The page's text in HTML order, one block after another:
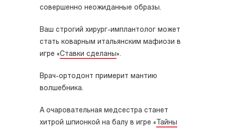
совершенно неожиданные образы.
Ваш строгий хирург-имплантолог может
стать коварным итальянским мафиози в
игре «Ставки сделаны».
Врач-ортодонт примерит мантию
волшебника.
А очаровательная медсестра станет
хитрой шпионкой на балу в игре « Тайны